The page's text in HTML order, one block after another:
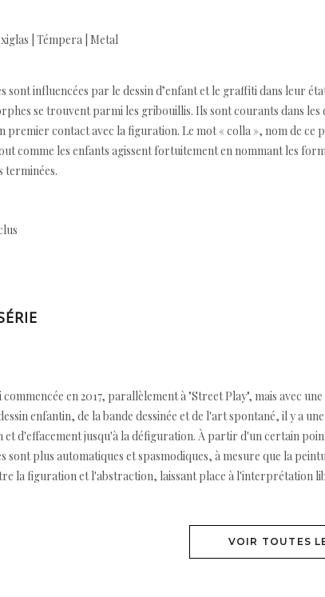
| Témpera | Metal
sont influencées par le dessin d’enfant et le graffiti dans leur
se trouvent parmi les gribouillis. Ils sont courants dans les
premier contact avec la figuration. Le mot « colla », nom de
comme les enfants agissent fortuitement en nommant les
terminées.
commencée en 2017, parallèlement à "Street Play", mais
enfantin, de la bande dessinée et de l'art spontané, il y a
et d'effacement jusqu'à la défiguration. À partir d'un certain
sont plus automatiques et spasmodiques, à mesure que la
la figuration et l'abstraction, laissant place à l'interprétation
VOIR TOUTES